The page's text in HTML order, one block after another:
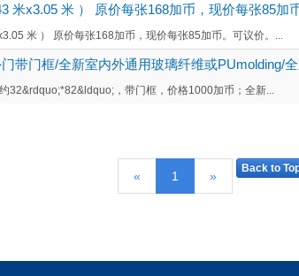
米x3.05 米 ） 原价每张168加币，现价每张85加
米 ） 原价每张168加币，现价每张85加币。可议价。...
带门框/全新室内外通用玻璃纤维或PUmolding/
32&rdquo;*82&ldquo;，带门框，价格1000加币；全新...
« 1 »
Back to